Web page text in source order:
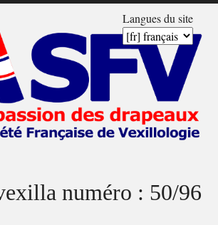
Langues du site
numéro : 50/96